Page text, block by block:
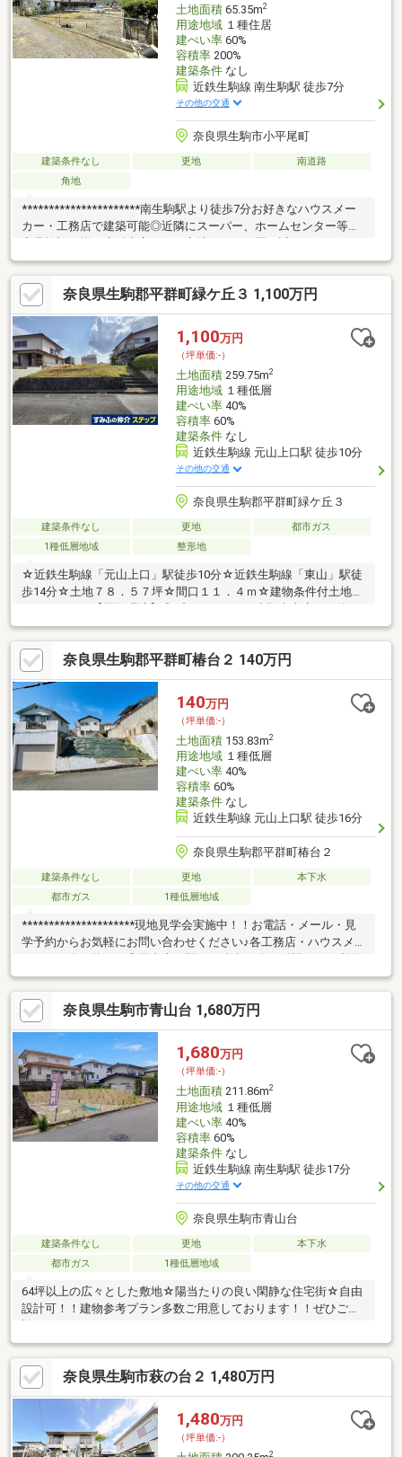
土地面積65.35m2
用途地域１種住居
建ぺい率60%
容積率200%
建築条件なし
近鉄生駒線 南生駒駅 徒歩7分
その他の交通
奈良県生駒市小平尾町
建築条件なし 更地
南道路
角地
**********************南生駒駅より徒歩7分お好きなハウスメー
カー・工務店で建築可能◎近隣にスーパー、ホームセンター等の
住環境現状更地！道路との高低差が少ない平坦地お気軽にお問い
合わせください♪※下水 引き込みなし※ガス 引き込みなし
奈良県生駒郡平群町緑ケ丘３ 1,100万円
1,100万円
（坪単価:-）
土地面積259.75m2
用途地域１種低層
建ぺい率40%
容積率60%
建築条件なし
近鉄生駒線 元山上口駅 徒歩10分
その他の交通
奈良県生駒郡平群町緑ケ丘３
建築条件なし 更地
都市ガス
1種低層地域
整形地
☆近鉄生駒線「元山上口」駅徒歩10分☆近鉄生駒線「東山」駅徒
歩14分☆土地７８．５７坪☆間口１１．４ｍ☆建物条件付土地で
1110ｍ◎平群北小学校まで約500ｍ◎松井内科まで約1090ｍ◎コ
メリハード＆グリーン平群店まで約960ｍ◎ファミリーマート近
鉄東山駅前店まで約1020ｍ
奈良県生駒郡平群町椿台２ 140万円
140万円
（坪単価:-）
土地面積153.83m2
用途地域１種低層
建ぺい率40%
容積率60%
建築条件なし
近鉄生駒線 元山上口駅 徒歩16分
奈良県生駒郡平群町椿台２
建築条件なし 更地
本下水
都市ガス
1種低層地域
*********************現地見学会実施中！！お電話・メール・見
学予約からお気軽にお問い合わせください♪各工務店・ハウスメー
が便利！バス停徒歩3分公園や緑が多く落ち着いた住環境※堀込車
庫有
奈良県生駒市青山台 1,680万円
1,680万円
（坪単価:-）
土地面積211.86m2
用途地域１種低層
建ぺい率40%
容積率60%
建築条件なし
近鉄生駒線 南生駒駅 徒歩17分
その他の交通
奈良県生駒市青山台
建築条件なし 更地
本下水
都市ガス
1種低層地域
64坪以上の広々とした敷地☆陽当たりの良い閑静な住宅街☆自由
設計可！！建物参考プラン多数ご用意しております！！ぜひご相
談下さい！！
奈良県生駒市萩の台２ 1,480万円
1,480万円
（坪単価:-）
2